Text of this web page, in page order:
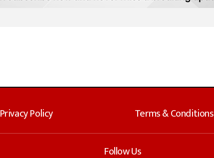
Privacy Policy Terms & Conditions
Follow Us